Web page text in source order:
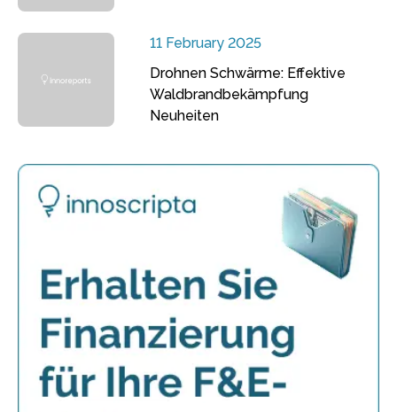
11 February 2025
Drohnen Schwärme: Effektive
Waldbrandbekämpfung
Neuheiten